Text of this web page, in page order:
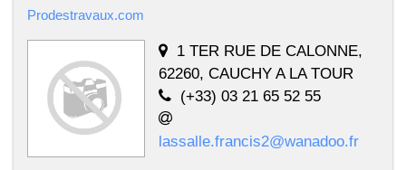
Prodestravaux.com
1 TER RUE DE CALONNE,
62260, CAUCHY A LA TOUR
(+33) 03 21 65 52 55
lassalle.francis2@wanadoo.fr